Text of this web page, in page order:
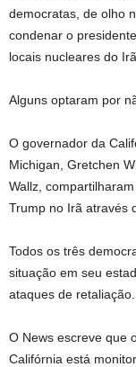
democratas, de olho
condenar o
locais nucleares do Irã.
Alguns optaram por
O governador da
Michigan, Gretchen
Wallz,
Trump no Irã através
Todos os três
situação em seu
ataques de retaliação.
O News escreve que
Califórnia está